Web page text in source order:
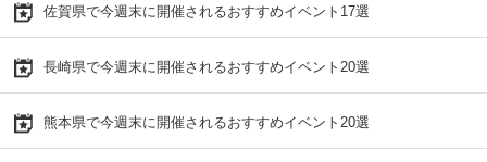
佐賀県で今週末に開催されるおすすめイベント17選
長崎県で今週末に開催されるおすすめイベント20選
熊本県で今週末に開催されるおすすめイベント20選